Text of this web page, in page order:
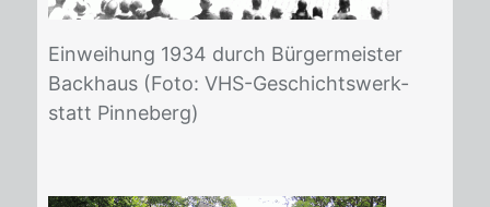
Ein­wei­hung 1934 durch Bür­ger­meis­ter
Back­haus (Foto: VHS-Ge­schichts­werk­
statt Pin­ne­berg)